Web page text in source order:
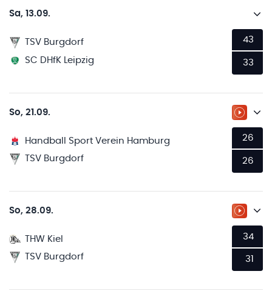
Sa, 13.09.
TSV Burgdorf
SC DHfK Leipzig
43
33
So, 21.09. ZUM
Handball Sport Verein Hamburg
TSV Burgdorf
26
26
So, 28.09. ZUM
THW Kiel
TSV Burgdorf
34
31